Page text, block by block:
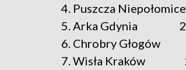
4. Puszcza
5. Arka Gdynia 21
6. Chrobry Głogów
7. Wisła Kraków